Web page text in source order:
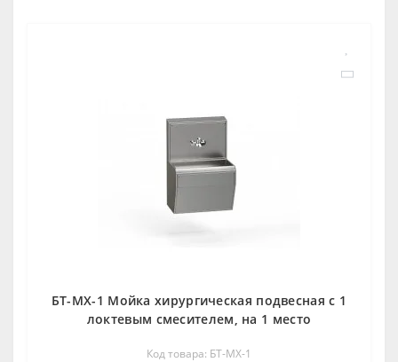
БТ-МХ-1 Мойка хирургическая подвесная с 1
локтевым смесителем, на 1 место
Код товара: БТ-МХ-1